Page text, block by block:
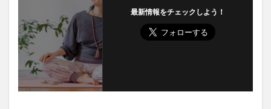
最新情報をチェックしよう！